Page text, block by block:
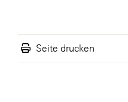
Seite drucken